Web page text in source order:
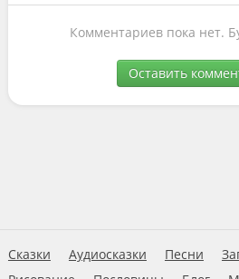
Комментариев пока нет.
Оставить
Сказки Аудиосказки Песни